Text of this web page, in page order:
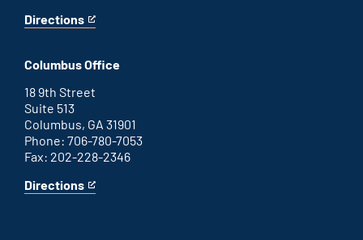
Directions
for
D.C.
office
This
an
external
link
Columbus Office
18 9th Street
Suite 513
Columbus, GA 31901
Phone: 706-780-7053
Fax: 202-228-2346
Directions
for
This